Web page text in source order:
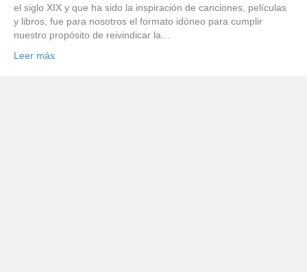
el siglo XIX y que ha sido la inspiración de canciones, películas
y libros, fue para nosotros el formato idóneo para cumplir
nuestro propósito de reivindicar la…
Leer más